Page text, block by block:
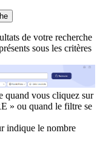
de votre recherche
sous les critères
quand vous cliquez sur
» ou quand le filtre se
indique le nombre